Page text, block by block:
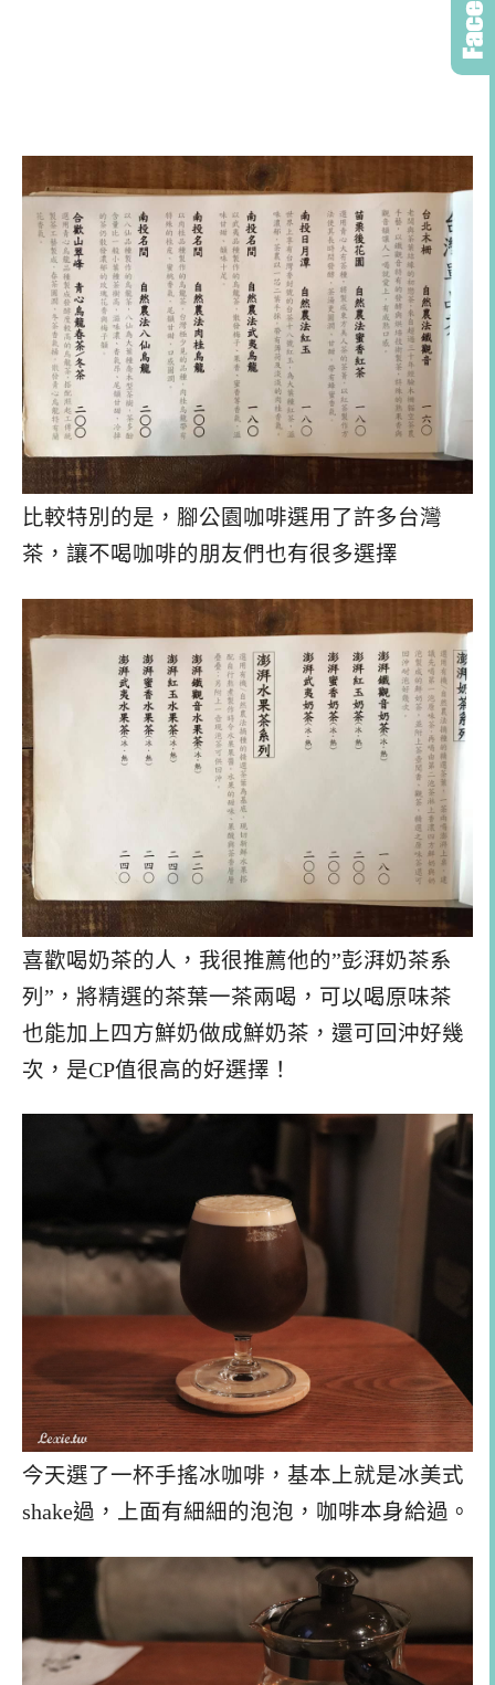
比較特別的是，腳公園咖啡選用了許多台灣
茶，讓不喝咖啡的朋友們也有很多選擇
喜歡喝奶茶的人，我很推薦他的”彭湃奶茶系
列”，將精選的茶葉一茶兩喝，可以喝原味茶
也能加上四方鮮奶做成鮮奶茶，還可回沖好幾
次，是CP值很高的好選擇！
今天選了一杯手搖冰咖啡，基本上就是冰美式
shake過，上面有細細的泡泡，咖啡本身給過。